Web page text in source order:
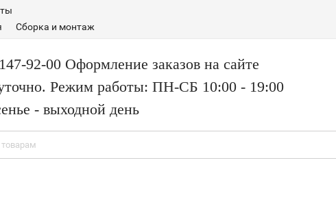
Сборка и монтаж
92-00 Оформление заказов на сайте
Режим работы: ПН-СБ 10:00 - 19:00
- выходной день